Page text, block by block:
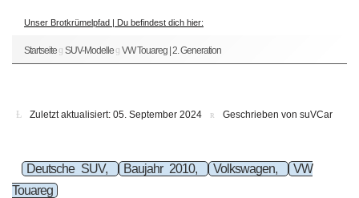
Unser Brotkrümelpfad | Du befindest dich hier:
Startseite SUV-Modelle VW Touareg | 2. Generation
Zuletzt aktualisiert: 05. September 2024 Geschrieben von suVCar
Deutsche SUV, Baujahr 2010, Volkswagen,
VW
Touareg